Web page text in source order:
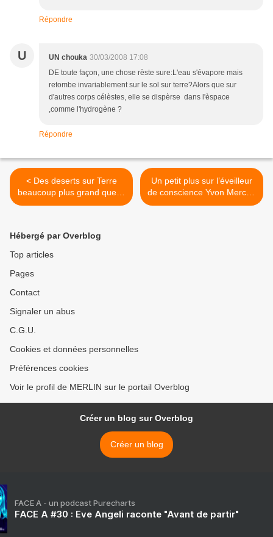
Répondre
U UN chouka 30/03/2008 17:08
DE toute façon, une chose rèste sure:L'eau s'évapore mais
retombe invariablement sur le sol sur terre?Alors que sur
d'autres corps célèstes, elle se dispèrse dans l'èspace
,comme l'hydrogène ?
Répondre
< Des deserts sur Terre
beaucoup plus grand que le
sahara...
Un petit plus sur l’éveilleur
de conscience Yvon Mercier
… >
Hébergé par Overblog
Top articles
Pages
Contact
Signaler un abus
C.G.U.
Cookies et données personnelles
Préférences cookies
Voir le profil de MERLIN sur le portail Overblog
Créer un blog sur Overblog
Créer un blog
FACE A - un podcast Purecharts
FACE A #30 : Eve Angeli raconte "Avant de partir"